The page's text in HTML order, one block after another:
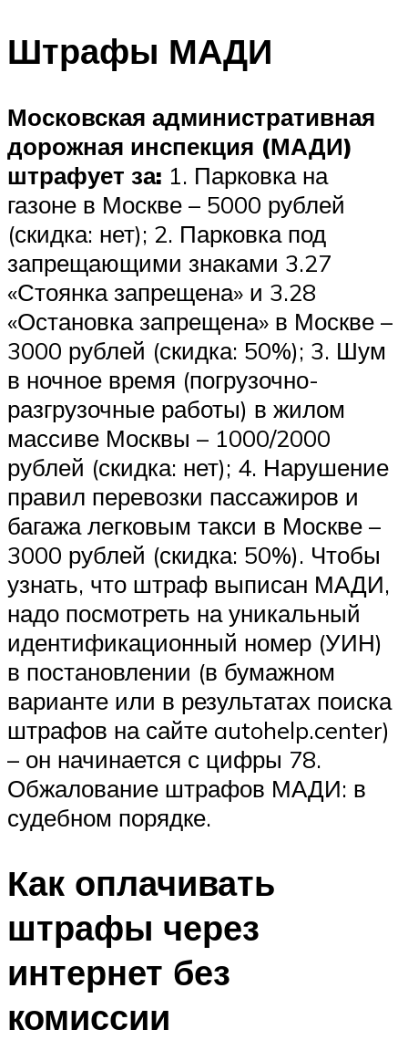
Штрафы МАДИ
Московская административная
дорожная инспекция (МАДИ)
штрафует за: 1. Парковка на
газоне в Москве – 5000 рублей
(скидка: нет); 2. Парковка под
запрещающими знаками 3.27
«Стоянка запрещена» и 3.28
«Остановка запрещена» в Москве –
3000 рублей (скидка: 50%); 3. Шум
в ночное время (погрузочно-
разгрузочные работы) в жилом
массиве Москвы – 1000/2000
рублей (скидка: нет); 4. Нарушение
правил перевозки пассажиров и
багажа легковым такси в Москве –
3000 рублей (скидка: 50%). Чтобы
узнать, что штраф выписан МАДИ,
надо посмотреть на уникальный
идентификационный номер (УИН)
в постановлении (в бумажном
варианте или в результатах поиска
штрафов на сайте autohelp.center)
– он начинается с цифры 78.
Обжалование штрафов МАДИ: в
судебном порядке.
Как оплачивать
штрафы через
интернет без
комиссии